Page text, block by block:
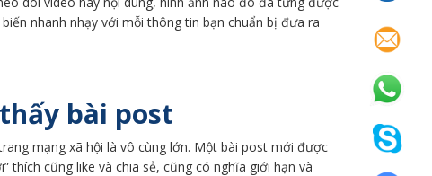
nhanh nhạy với mỗi thông tin bạn chuẩn bị đưa ra
bài post
mạng xã hội là vô cùng lớn. Một bài post mới được
thích cũng like và chia sẻ, cũng có nghĩa giới hạn và